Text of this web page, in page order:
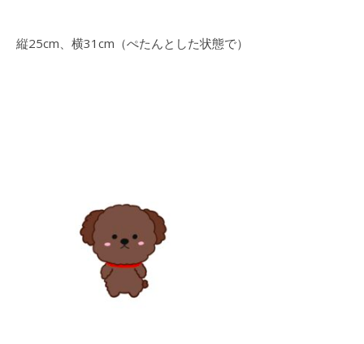
縦25cm、横31cm（ぺたんとした状態で）